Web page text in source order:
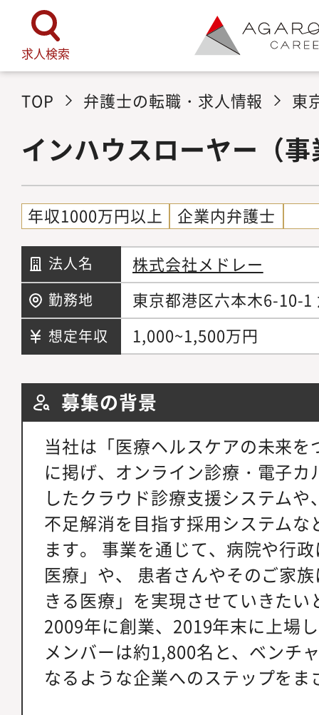
求人検索
TOP 弁護士の転職・求人情報 東
インハウスローヤー（
年収1000万円以上 企業内弁護士
法人名 株式会社メドレー
勤務地 東京都港区六本木6-10-
想定年収 1,000~1,500万円
募集の背景
当社は「医療ヘルスケアの未来
に掲げ、オンライン診療・電子
したクラウド診療支援システム
不足解消を目指す採用システム
ます。 事業を通じて、病院や行
医療」や、 患者さんやそのご家
きる医療」を実現させていきた
2009年に創業、2019年末に上場
メンバーは約1,800名と、ベンチ
なるような企業へのステップを